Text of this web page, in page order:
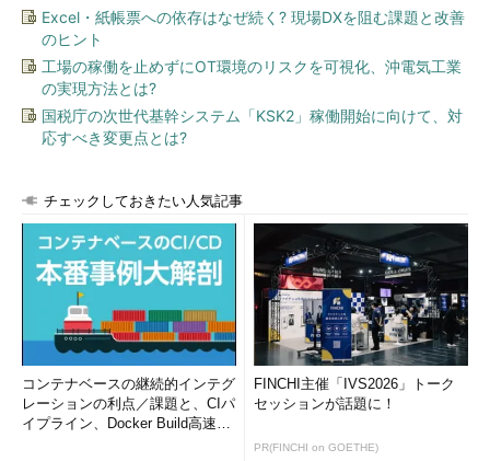
Excel・紙帳票への依存はなぜ続く? 現場DXを阻む課題と改善
のヒント
工場の稼働を止めずにOT環境のリスクを可視化、沖電気工業
の実現方法とは?
国税庁の次世代基幹システム「KSK2」稼働開始に向けて、対
応すべき変更点とは?
チェックしておきたい人気記事
コンテナベースの継続的インテグ
レーションの利点／課題と、CIパ
イプライン、Docker Build高速化
FINCHI主催「IVS2026」トーク
セッションが話題に！
PR(FINCHI on GOETHE)